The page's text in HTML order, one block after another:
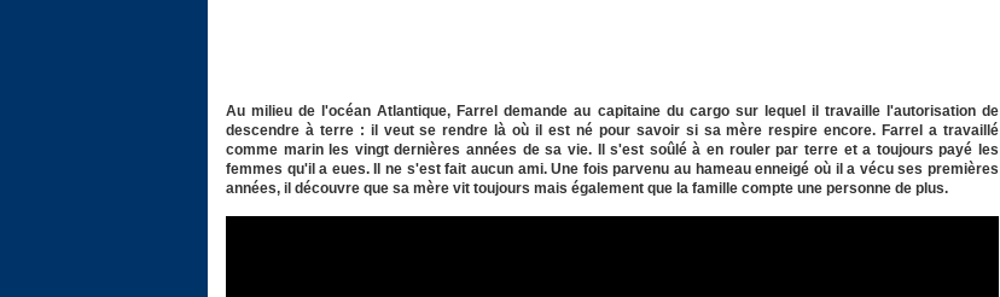
Au milieu de l'océan Atlantique, Farrel demande au capitaine du cargo sur lequel il travaille l'autorisation de
descendre à terre : il veut se rendre là où il est né pour savoir si sa mère respire encore. Farrel a travaillé
comme marin les vingt dernières années de sa vie. Il s'est soûlé à en rouler par terre et a toujours payé les
femmes qu'il a eues. Il ne s'est fait aucun ami. Une fois parvenu au hameau enneigé où il a vécu ses premières
années, il découvre que sa mère vit toujours mais également que la famille compte une personne de plus.